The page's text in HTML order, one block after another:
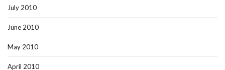
July 2010
June 2010
May 2010
April 2010